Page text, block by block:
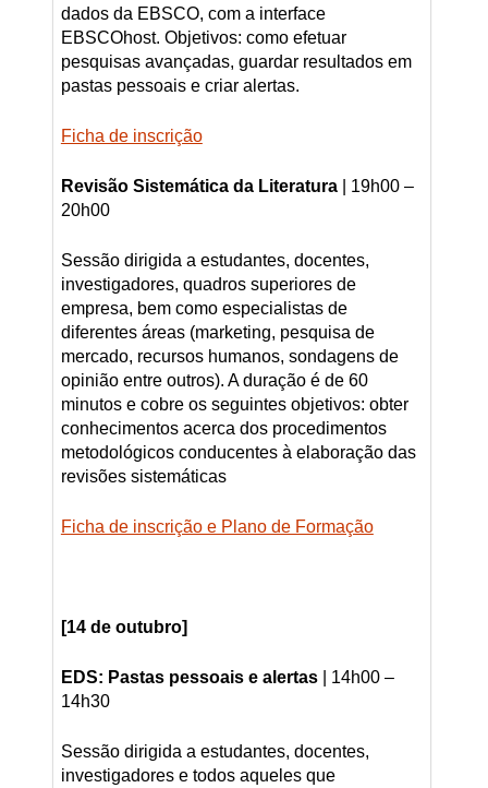
dados da EBSCO, com a interface
EBSCOhost. Objetivos: como efetuar
pesquisas avançadas, guardar resultados em
pastas pessoais e criar alertas.
Ficha de inscrição
Revisão Sistemática da Literatura
| 19h00 –
20h00
Sessão dirigida a estudantes, docentes,
investigadores, quadros superiores de
empresa, bem como especialistas de
diferentes áreas (marketing, pesquisa de
mercado, recursos humanos, sondagens de
opinião entre outros). A duração é de 60
minutos e cobre os seguintes objetivos: obter
conhecimentos acerca dos procedimentos
metodológicos conducentes à elaboração das
revisões sistemáticas
Ficha de inscrição e Plano de Formação
[14 de outubro]
EDS: Pastas pessoais e alertas| 14h00 –
14h30
Sessão dirigida a estudantes, docentes,
investigadores e todos aqueles que